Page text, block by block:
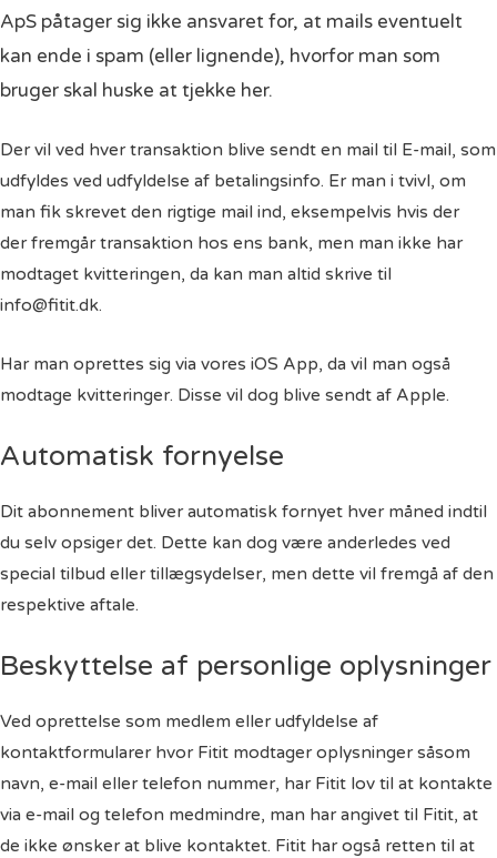
ApS påtager sig ikke ansvaret for, at mails eventuelt
kan ende i spam (eller lignende), hvorfor man som
bruger skal huske at tjekke her.
Der vil ved hver transaktion blive sendt en mail til E-mail, som
udfyldes ved udfyldelse af betalingsinfo. Er man i tvivl, om
man fik skrevet den rigtige mail ind, eksempelvis hvis der
derfremgår transaktion hos ens bank, men man ikke har
modtaget kvitteringen, da kan man altid skrive til
info@fitit.dk.
Har man oprettes sig via vores iOS App, da vil man også
modtage kvitteringer. Disse vil dog blive sendt af Apple.
Automatisk fornyelse
Dit abonnement bliver automatisk fornyet hver måned indtil
du selv opsiger det. Dette kan dog være anderledes ved
special tilbud eller tillægsydelser, men dette vil fremgå af den
respektive aftale.
Beskyttelse af personlige oplysninger
Ved oprettelse som medlem eller udfyldelse af
kontaktformularer hvor Fitit modtager oplysninger såsom
navn, e-mail eller telefon nummer, har Fitit lov til at kontakte
via e-mail og telefon medmindre, man har angivet til Fitit, at
de ikke ønsker at blive kontaktet. Fitit har også retten til at